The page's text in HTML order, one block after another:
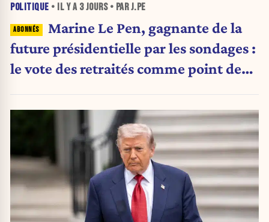
POLITIQUE • IL Y A 3 JOURS• PAR J.PE
Marine Le Pen, gagnante de la
future présidentielle par les sondages :
le vote des retraités comme point de